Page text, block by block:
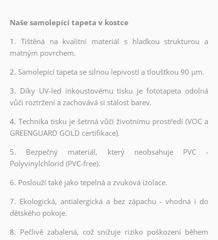
Naše samolepící tapeta v kostce
1. Tištěná na kvalitní materiál s hladkou strukturou a
matným povrchem.
2. Samolepící tapeta se silnou lepivostí a tloušťkou 90 µm.
3. Díky UV-led inkoustovému tisku je fototapeta odolná
vůči roztržení a zachovává si stálost barev.
4. Technika tisku je šetrná vůči životnímu prostředí (VOC a
GREENGUARD GOLD certifikace).
5. Bezpečný materiál, který neobsahuje PVC -
Polyvinylchlorid (PVC-free).
6. Poslouží také jako tepelná a zvuková izolace.
7. Ekologická, antialergická a bez zápachu - vhodná i do
dětského pokoje.
8. Pečlivě zabalená, což snižuje riziko poškození během